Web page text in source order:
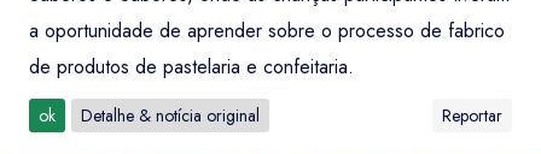
a oportunidade de aprender sobre o processo de fabrico
de produtos de pastelaria e confeitaria.
ok Detalhe & notícia original Reportar